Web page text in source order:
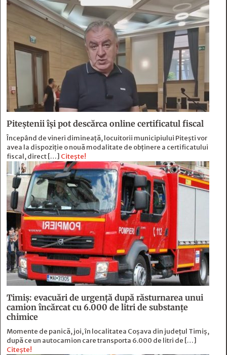
Piteștenii își pot descărca online certificatul fiscal
Începând de vineri dimineață, locuitorii municipiului Pitești vor
avea la dispoziție o nouă modalitate de obținere a certificatului
fiscal, direct […] Citește!
Timiș: evacuări de urgență după răsturnarea unui
camion încărcat cu 6.000 de litri de substanțe
chimice
Momente de panică, joi, în localitatea Coșava din județul Timiș,
după ce un autocamion care transporta 6.000 de litri de […]
Citește!